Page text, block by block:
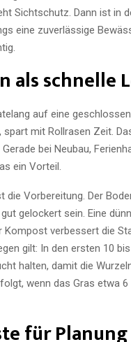
Sichtschutz. Dann ist in
eine zuverlässige
als schnelle
auf eine
mit Rollrasen Zeit.
bei Neubau,
ein Vorteil.
die Vorbereitung. Der
gelockert sein. Eine
Kompost verbessert die
gilt: In den ersten 10
halten, damit die
wenn das Gras etwa
für